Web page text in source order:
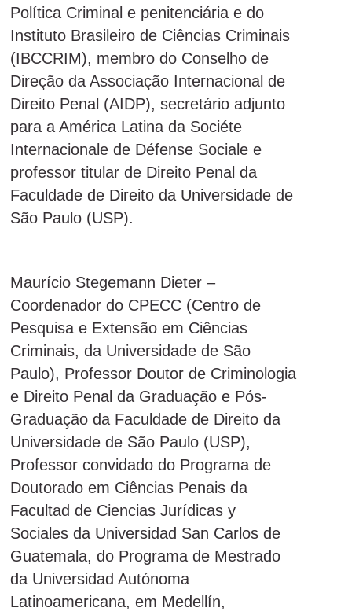
Política Criminal e penitenciária e do
Instituto Brasileiro de Ciências Criminais
(IBCCRIM), membro do Conselho de
Direção da Associação Internacional de
Direito Penal (AIDP), secretário adjunto
para a América Latina da Sociéte
Internacionale de Défense Sociale e
professor titular de Direito Penal da
Faculdade de Direito da Universidade de
São Paulo (USP).
Maurício Stegemann Dieter –
Coordenador do CPECC (Centro de
Pesquisa e Extensão em Ciências
Criminais, da Universidade de São
Paulo), Professor Doutor de Criminologia
e Direito Penal da Graduação e Pós-
Graduação da Faculdade de Direito da
Universidade de São Paulo (USP),
Professor convidado do Programa de
Doutorado em Ciências Penais da
Facultad de Ciencias Jurídicas y
Sociales da Universidad San Carlos de
Guatemala, do Programa de Mestrado
da Universidad Autónoma
Latinoamericana, em Medellín,